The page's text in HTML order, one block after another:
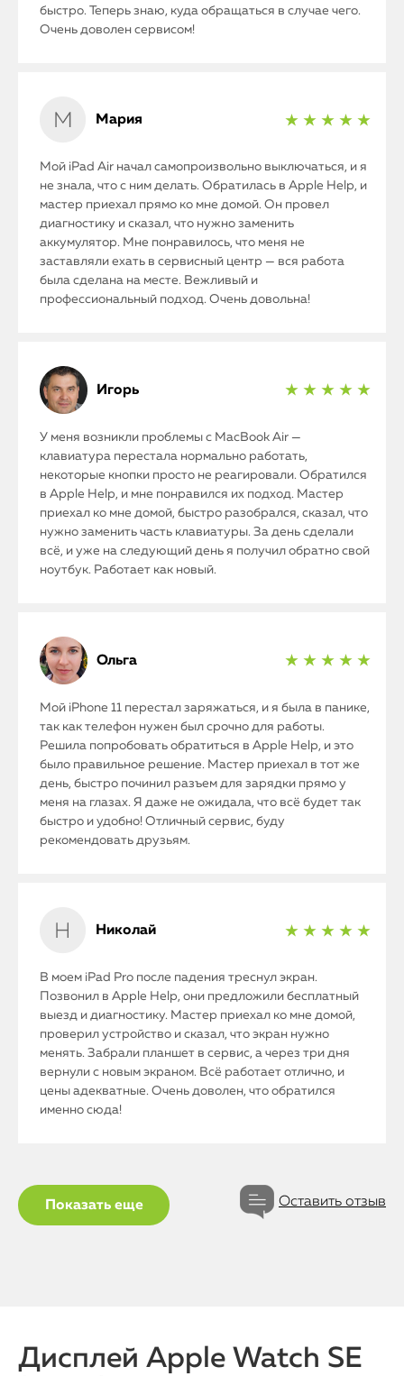
iPhone
MacBook
Watch
iMac
Mac Mini
О нас
Контакты
Статьи
быстро. Теперь знаю, куда обращаться в случае чего.
Очень доволен сервисом!
Мария ★ ★ ★ ★ ★
Мой iPad Air начал самопроизвольно выключаться, и я
не знала, что с ним делать. Обратилась в Apple Help, и
мастер приехал прямо ко мне домой. Он провел
диагностику и сказал, что нужно заменить
аккумулятор. Мне понравилось, что меня не
заставляли ехать в сервисный центр — вся работа
была сделана на месте. Вежливый и
профессиональный подход. Очень довольна!
Игорь ★ ★ ★ ★ ★
У меня возникли проблемы с MacBook Air —
клавиатура перестала нормально работать,
некоторые кнопки просто не реагировали. Обратился
в Apple Help, и мне понравился их подход. Мастер
приехал ко мне домой, быстро разобрался, сказал, что
нужно заменить часть клавиатуры. За день сделали
всё, и уже на следующий день я получил обратно свой
ноутбук. Работает как новый.
Ольга ★ ★ ★ ★ ★
Мой iPhone 11 перестал заряжаться, и я была в панике,
так как телефон нужен был срочно для работы.
Решила попробовать обратиться в Apple Help, и это
было правильное решение. Мастер приехал в тот же
день, быстро починил разъем для зарядки прямо у
меня на глазах. Я даже не ожидала, что всё будет так
быстро и удобно! Отличный сервис, буду
рекомендовать друзьям.
Николай ★ ★ ★ ★ ★
В моем iPad Pro после падения треснул экран.
Позвонил в Apple Help, они предложили бесплатный
выезд и диагностику. Мастер приехал ко мне домой,
проверил устройство и сказал, что экран нужно
менять. Забрали планшет в сервис, а через три дня
вернули с новым экраном. Всё работает отлично, и
цены адекватные. Очень доволен, что обратился
именно сюда!
Показать еще Оставить отзыв
Дисплей Apple Watch SE